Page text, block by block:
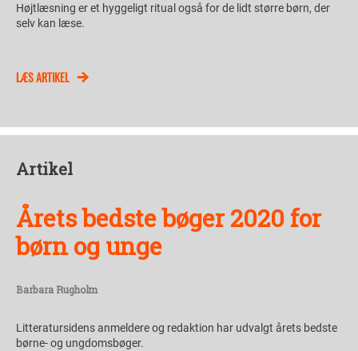
Højtlæsning er et hyggeligt ritual også for de lidt større børn, der
selv kan læse.
LÆS ARTIKEL
Artikel
Årets bedste bøger 2020 for
børn og unge
Barbara Rugholm
Litteratursidens anmeldere og redaktion har udvalgt årets bedste
børne- og ungdomsbøger.